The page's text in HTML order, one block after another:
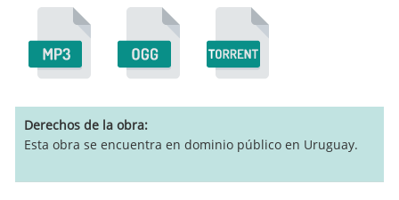
pause
Derechos de la obra
Esta obra se encuentra en dominio público en Uruguay.